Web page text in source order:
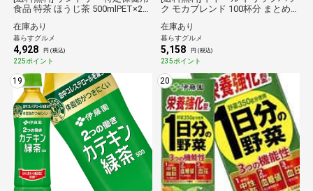
食品 特茶 ほうじ茶 500mlPET×24
梱不可] 倉庫C
在庫あり
暮らすグルメ
4,928 円 (税込)
225ポイント
ク モカブレンド 100杯分 まとめ
業日以内に出荷】 ブラックコーヒ
ー 珈琲 ハンドドリップ ドリップ
パック 倉庫C
在庫あり
暮らすグルメ
5,158 円 (税込)
235ポイント
19 20